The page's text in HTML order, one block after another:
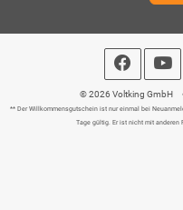
© 2026 Voltking GmbH
** Der Willkommensgutschein ist nur einmal bei
Tage gültig. Er ist nicht mit anderen